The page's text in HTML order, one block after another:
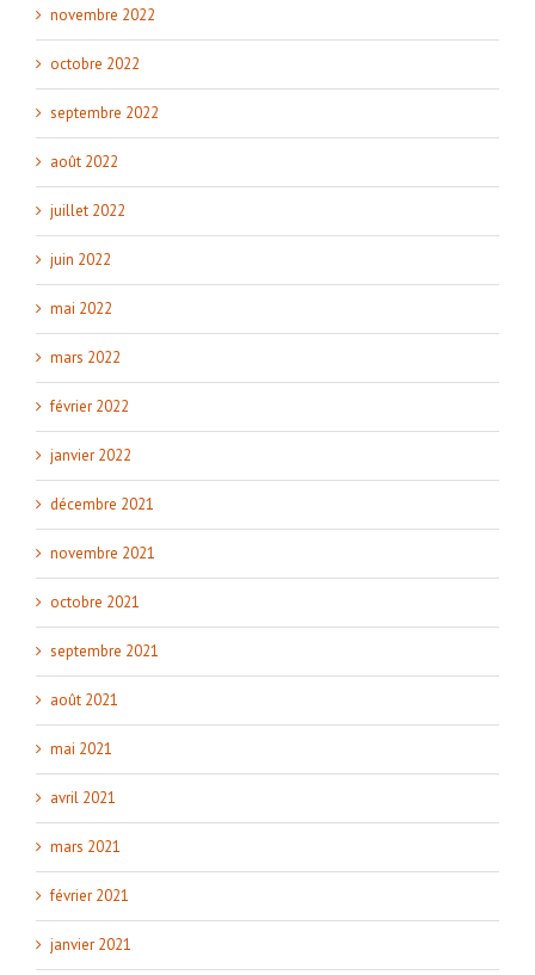
novembre 2022
octobre 2022
septembre 2022
août 2022
juillet 2022
juin 2022
mai 2022
mars 2022
février 2022
janvier 2022
décembre 2021
novembre 2021
octobre 2021
septembre 2021
août 2021
mai 2021
avril 2021
mars 2021
février 2021
janvier 2021